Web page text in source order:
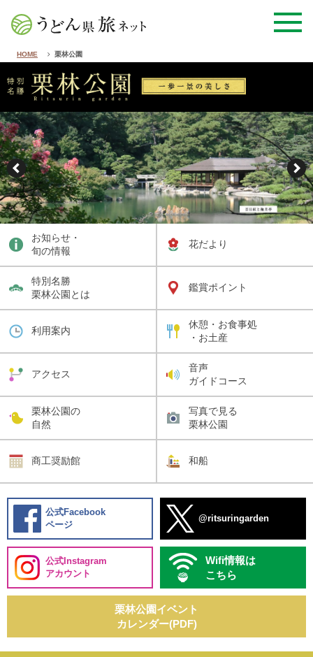
HOME 栗林公園
お知らせ・
旬の情報
花だより
特別名勝
栗林公園とは
鑑賞ポイント
利用案内
休憩・お食事処
・お土産
アクセス
音声
ガイドコース
栗林公園の
自然
写真で見る
栗林公園
商工奨励館 和船
公式Facebook
ページ
@ritsuringarden
公式Instagram
アカウント
Wifi情報は
こちら
栗林公園イベント
カレンダー(PDF)